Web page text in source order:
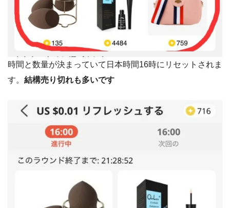
時間と数量が決まっていて日本時間16時にリセットされま
す。 結構売り切れも多いです